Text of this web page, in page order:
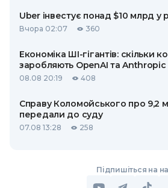
Uber інвестує понад $10 млрд у
Вчора 02:07 360
Економіка ШІ-гігантів: скільки
заробляють OpenAI та Anthropic
08.08 20:19 408
Справу Коломойського про 9,2
передали до суду
07.08 13:28 258
Підпишіться на